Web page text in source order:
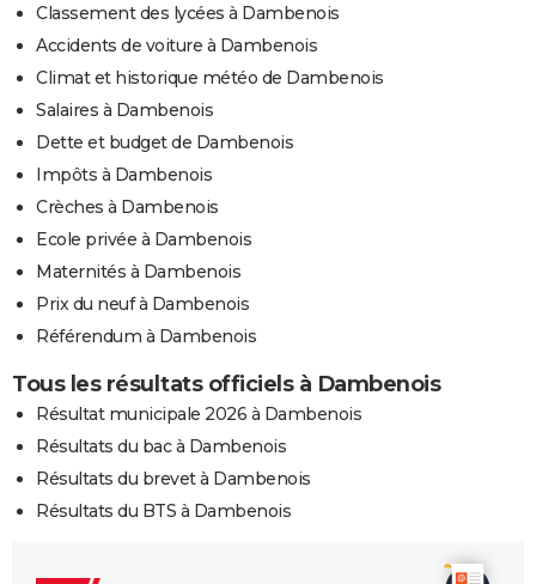
Classement des lycées à Dambenois
Accidents de voiture à Dambenois
Climat et historique météo de Dambenois
Salaires à Dambenois
Dette et budget de Dambenois
Impôts à Dambenois
Crèches à Dambenois
Ecole privée à Dambenois
Maternités à Dambenois
Prix du neuf à Dambenois
Référendum à Dambenois
Tous les résultats officiels à Dambenois
Résultat municipale 2026 à Dambenois
Résultats du bac à Dambenois
Résultats du brevet à Dambenois
Résultats du BTS à Dambenois